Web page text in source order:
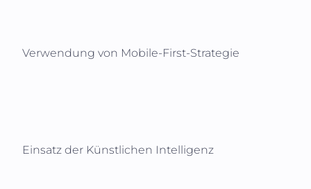
Verwendung von Mobile-First-Strategie
Einsatz der Künstlichen Intelligenz